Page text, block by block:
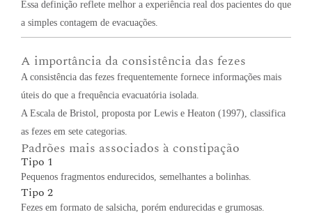
Essa definição reflete melhor a experiência real dos pacientes do que
a simples contagem de evacuações.
A importância da consistência das fezes
A consistência das fezes frequentemente fornece informações mais
úteis do que a frequência evacuatória isolada.
A Escala de Bristol, proposta por Lewis e Heaton (1997), classifica
as fezes em sete categorias.
Padrões mais associados à constipação
Tipo 1
Pequenos fragmentos endurecidos, semelhantes a bolinhas.
Tipo 2
Fezes em formato de salsicha, porém endurecidas e grumosas.